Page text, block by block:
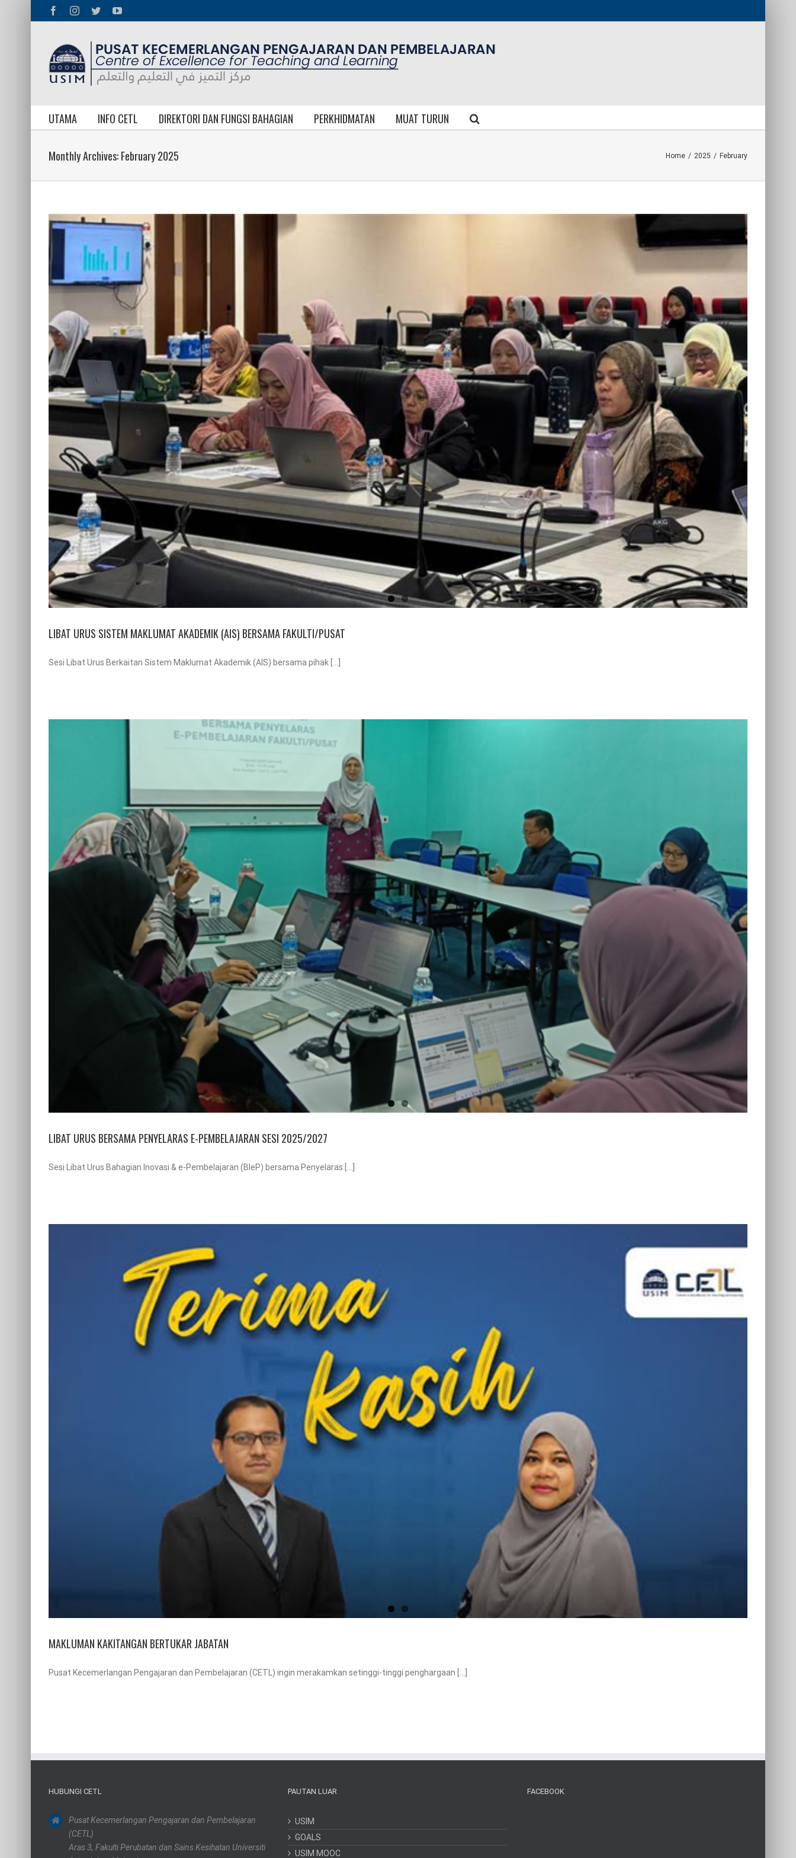
FacebookInstagram
TwitterYouTube
UTAMA INFO CETL DIREKTORI DAN FUNGSI BAHAGIAN PERKHIDMATAN MUAT TURUN
Monthly Archives:February 2025 Home / 2025 / February
LIBAT URUS SISTEM MAKLUMAT AKADEMIK (AIS) BERSAMA FAKULTI/PUSAT
Sesi Libat Urus Berkaitan Sistem Maklumat Akademik (AIS) bersama pihak [...]
LIBAT URUS BERSAMA PENYELARAS E-PEMBELAJARAN SESI 2025/2027
Sesi Libat Urus Bahagian Inovasi & e-Pembelajaran (BIeP) bersama Penyelaras [...]
MAKLUMAN KAKITANGAN BERTUKAR JABATAN
Pusat Kecemerlangan Pengajaran dan Pembelajaran (CETL) ingin merakamkan setinggi-tinggi penghargaan [...]
HUBUNGI CETL
Pusat Kecemerlangan Pengajaran dan Pembelajaran
(CETL)
Aras 3, Fakulti Perubatan dan Sains Kesihatan Universiti
PAUTAN LUAR
USIM
GOALS
USIM MOOC
FACEBOOK